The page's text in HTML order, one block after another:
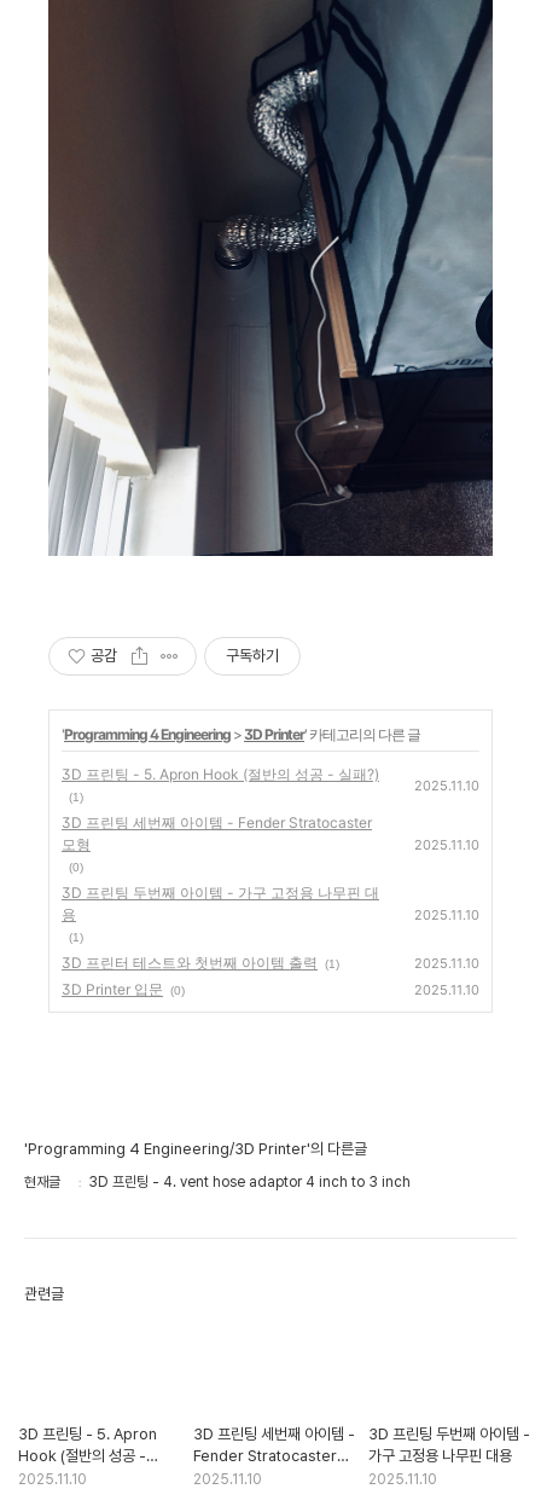
공감 구독하기
'Programming 4 Engineering >3D Printer' 카테고리의 다른 글
3D 프린팅 - 5. Apron Hook (절반의 성공 - 실패?)
(1)
2025.11.10
3D 프린팅 세번째 아이템 - Fender Stratocaster
모형
(0)
2025.11.10
3D 프린팅 두번째 아이템 - 가구 고정용 나무핀 대
용
(1)
2025.11.10
3D 프린터 테스트와 첫번째 아이템 출력 (1) 2025.11.10
3D Printer 입문 (0) 2025.11.10
'Programming 4 Engineering/3D Printer'의 다른글
현재글 3D 프린팅 - 4. vent hose adaptor 4 inch to 3 inch
관련글
3D 프린팅 - 5. Apron
Hook (절반의 성공 -
실패?)
2025.11.10
3D 프린팅 세번째 아이템 -
Fender Stratocaster
모형
2025.11.10
3D 프린팅 두번째 아이템 -
가구 고정용 나무핀 대용
2025.11.10